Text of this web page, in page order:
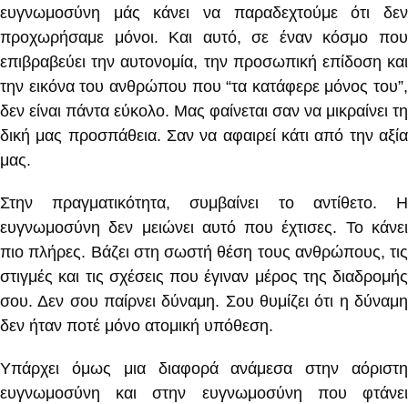
ευγνωμοσύνη μάς κάνει να παραδεχτούμε ότι δεν
προχωρήσαμε μόνοι. Και αυτό, σε έναν κόσμο που
επιβραβεύει την αυτονομία, την προσωπική επίδοση και
την εικόνα του ανθρώπου που “τα κατάφερε μόνος του”,
δεν είναι πάντα εύκολο. Μας φαίνεται σαν να μικραίνει τη
δική μας προσπάθεια. Σαν να αφαιρεί κάτι από την αξία
μας.
Στην πραγματικότητα, συμβαίνει το αντίθετο. Η
ευγνωμοσύνη δεν μειώνει αυτό που έχτισες. Το κάνει
πιο πλήρες. Βάζει στη σωστή θέση τους ανθρώπους, τις
στιγμές και τις σχέσεις που έγιναν μέρος της διαδρομής
σου. Δεν σου παίρνει δύναμη. Σου θυμίζει ότι η δύναμη
δεν ήταν ποτέ μόνο ατομική υπόθεση.
Υπάρχει όμως μια διαφορά ανάμεσα στην αόριστη
ευγνωμοσύνη και στην ευγνωμοσύνη που φτάνει